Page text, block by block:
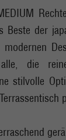
Beste der
die
stilvolle